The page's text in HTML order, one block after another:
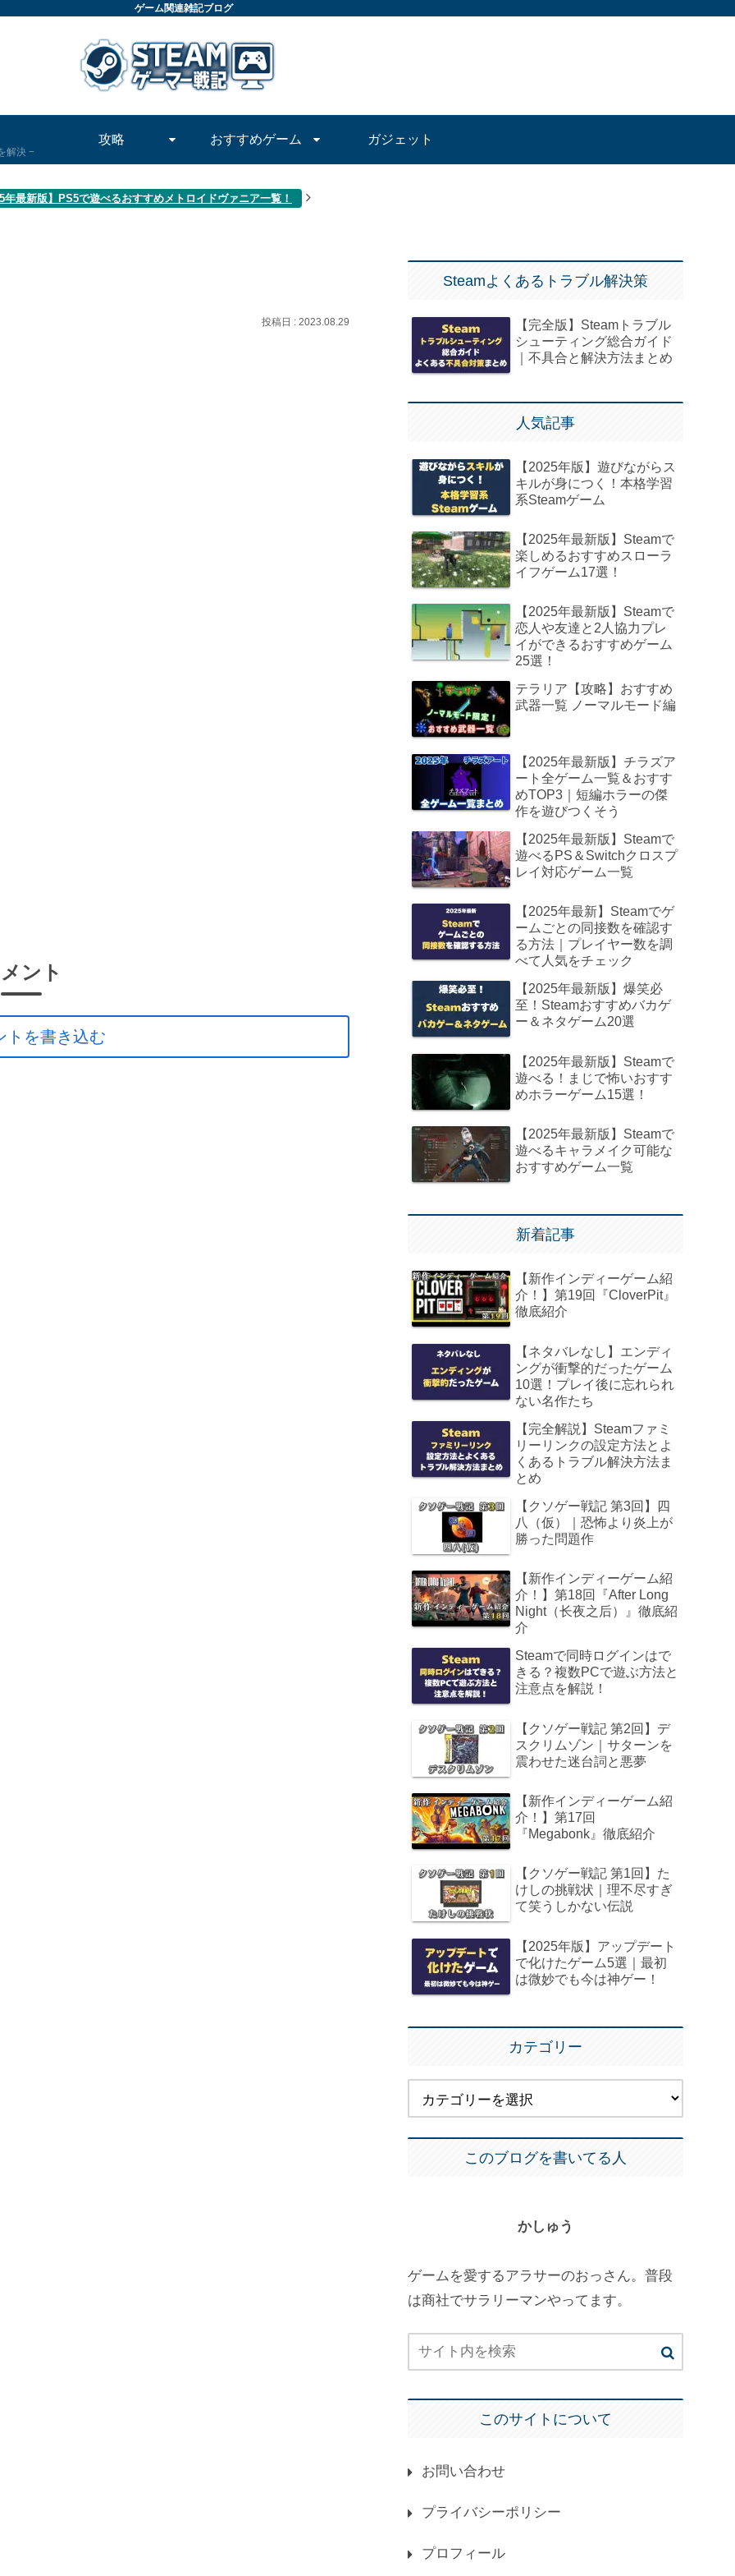
ゲーム関連雑記ブログ
解決
攻略 おすすめゲーム ガジェット
年最新版】PS5で遊べるおすすめメトロイドヴァニア一覧！
2023.08.29
ント
トを書き込む
Steamよくあるトラブル解決策
【完全版】Steamトラブル
シューティング総合ガイド
｜不具合と解決方法まとめ
人気記事
【2025年版】遊びながらス
キルが身につく！本格学習
系Steamゲーム
【2025年最新版】Steamで
楽しめるおすすめスローラ
イフゲーム17選！
【2025年最新版】Steamで
恋人や友達と2人協力プレ
イができるおすすめゲーム
25選！
テラリア【攻略】おすすめ
武器一覧 ノーマルモード編
【2025年最新版】チラズア
ート全ゲーム一覧＆おすす
めTOP3｜短編ホラーの傑
作を遊びつくそう
【2025年最新版】Steamで
遊べるPS＆Switchクロスプ
レイ対応ゲーム一覧
【2025年最新】Steamでゲ
ームごとの同接数を確認す
る方法｜プレイヤー数を調
べて人気をチェック
【2025年最新版】爆笑必
至！Steamおすすめバカゲ
ー＆ネタゲーム20選
【2025年最新版】Steamで
遊べる！まじで怖いおすす
めホラーゲーム15選！
【2025年最新版】Steamで
遊べるキャラメイク可能な
おすすめゲーム一覧
新着記事
【新作インディーゲーム紹
介！】第19回『CloverPit』
徹底紹介
【ネタバレなし】エンディ
ングが衝撃的だったゲーム
10選！プレイ後に忘れられ
ない名作たち
【完全解説】Steamファミ
リーリンクの設定方法とよ
くあるトラブル解決方法ま
とめ
【クソゲー戦記 第3回】四
八（仮）｜恐怖より炎上が
勝った問題作
【新作インディーゲーム紹
介！】第18回『After Long
Night（长夜之后）』徹底紹
介
Steamで同時ログインはで
きる？複数PCで遊ぶ方法と
注意点を解説！
【クソゲー戦記 第2回】デ
スクリムゾン｜サターンを
震わせた迷台詞と悪夢
【新作インディーゲーム紹
介！】第17回
『Megabonk』徹底紹介
【クソゲー戦記 第1回】た
けしの挑戦状｜理不尽すぎ
て笑うしかない伝説
【2025年版】アップデート
で化けたゲーム5選｜最初
は微妙でも今は神ゲー！
カテゴリー
このブログを書いてる人
かしゅう
ゲームを愛するアラサーのおっさん。普段
は商社でサラリーマンやってます。
このサイトについて
お問い合わせ
プライバシーポリシー
プロフィール